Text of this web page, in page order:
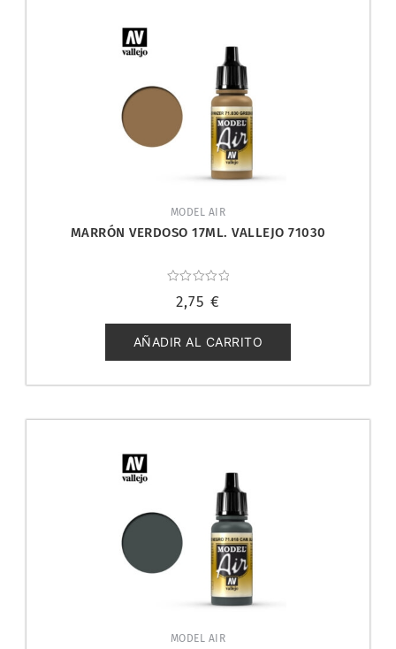
MODEL AIR
MARRÓN VERDOSO 17ML. VALLEJO 71030
con
de
5
2,75 €
AÑADIR AL CARRITO
MODEL AIR